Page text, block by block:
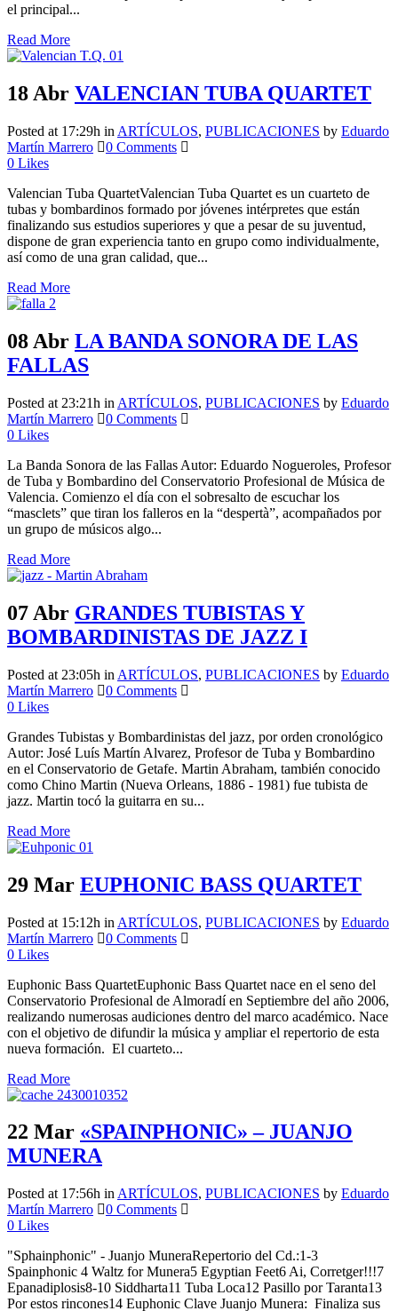
el principal...
Read More
18 Abr VALENCIAN TUBA QUARTET
Posted at 17:29h in ARTÍCULOS, PUBLICACIONES by Eduardo
Martín Marrero
0 Comments
0 Likes
Valencian Tuba QuartetValencian Tuba Quartet es un cuarteto de
tubas y bombardinos formado por jóvenes intérpretes que están
finalizando sus estudios superiores y que a pesar de su juventud,
dispone de gran experiencia tanto en grupo como individualmente,
así como de una gran calidad, que...
Read More
08 Abr LA BANDA SONORA DE LAS
FALLAS
Posted at 23:21h in ARTÍCULOS, PUBLICACIONES by Eduardo
Martín Marrero
0 Comments
0 Likes
La Banda Sonora de las Fallas Autor: Eduardo Nogueroles, Profesor
de Tuba y Bombardino del Conservatorio Profesional de Música de
Valencia. Comienzo el día con el sobresalto de escuchar los
“masclets” que tiran los falleros en la “despertà”, acompañados por
un grupo de músicos algo...
Read More
07 Abr GRANDES TUBISTAS Y
BOMBARDINISTAS DE JAZZ I
Posted at 23:05h in ARTÍCULOS, PUBLICACIONES by Eduardo
Martín Marrero
0 Comments
0 Likes
Grandes Tubistas y Bombardinistas del jazz, por orden cronológico
Autor: José Luís Martín Alvarez, Profesor de Tuba y Bombardino
en el Conservatorio de Getafe. Martin Abraham, también conocido
como Chino Martin (Nueva Orleans, 1886 - 1981) fue tubista de
jazz. Martin tocó la guitarra en su...
Read More
29 Mar EUPHONIC BASS QUARTET
Posted at 15:12h in ARTÍCULOS, PUBLICACIONES by Eduardo
Martín Marrero
0 Comments
0 Likes
Euphonic Bass QuartetEuphonic Bass Quartet nace en el seno del
Conservatorio Profesional de Almoradí en Septiembre del año 2006,
realizando numerosas audiciones dentro del marco académico. Nace
con el objetivo de difundir la música y ampliar el repertorio de esta
nueva formación. El cuarteto...
Read More
22 Mar «SPAINPHONIC» – JUANJO
MUNERA
Posted at 17:56h in ARTÍCULOS, PUBLICACIONES by Eduardo
Martín Marrero
0 Comments
0 Likes
"Sphainphonic" - Juanjo MuneraRepertorio del Cd.:1-3
Spainphonic 4 Waltz for Munera5 Egyptian Feet6 Ai, Corretger!!!7
Epanadiplosis8-10 Siddharta11 Tuba Loca12 Pasillo por Taranta13
Por estos rincones14 Euphonic Clave Juanjo Munera: Finaliza sus